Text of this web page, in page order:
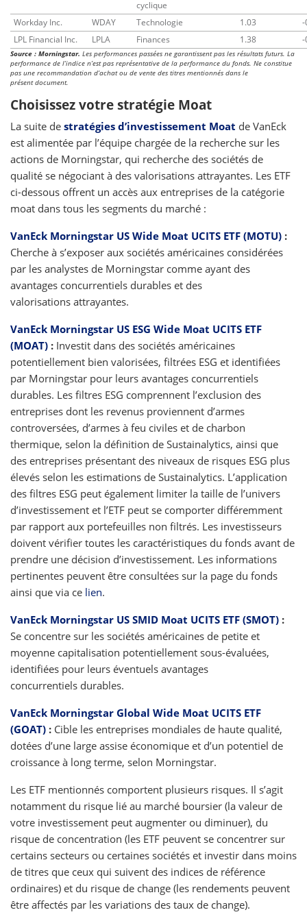
cyclique
Workday Inc. WDAY Technologie 1.03
-
LPL Financial Inc.
LPLA Finances 1.38 -
Source : Morningstar. Les performances passées ne garantissent pas les résultats futurs. La
performance de l’indice n’est pas représentative de la performance du fonds. Ne constitue
pas une recommandation d’achat ou de vente des titres mentionnés dans le
présent document.
Choisissez votre stratégie Moat
La suite de stratégies d’investissement Moat de VanEck
est alimentée par l’équipe chargée de la recherche sur les
actions de Morningstar, qui recherche des sociétés de
qualité se négociant à des valorisations attrayantes. Les ETF
ci-dessous offrent un accès aux entreprises de la catégorie
moat dans tous les segments du marché :
VanEck Morningstar US Wide Moat UCITS ETF (MOTU) :
Cherche à s’exposer aux sociétés américaines considérées
par les analystes de Morningstar comme ayant des
avantages concurrentiels durables et des
valorisations attrayantes.
VanEck Morningstar US ESG Wide Moat UCITS ETF
(MOAT) : Investit dans des sociétés américaines
potentiellement bien valorisées, filtrées ESG et identifiées
par Morningstar pour leurs avantages concurrentiels
durables. Les filtres ESG comprennent l’exclusion des
entreprises dont les revenus proviennent d’armes
controversées, d’armes à feu civiles et de charbon
thermique, selon la définition de Sustainalytics, ainsi que
des entreprises présentant des niveaux de risques ESG plus
élevés selon les estimations de Sustainalytics. L’application
des filtres ESG peut également limiter la taille de l’univers
d’investissement et l’ETF peut se comporter différemment
par rapport aux portefeuilles non filtrés. Les investisseurs
doivent vérifier toutes les caractéristiques du fonds avant de
prendre une décision d’investissement. Les informations
pertinentes peuvent être consultées sur la page du fonds
ainsi que via ce lien.
VanEck Morningstar US SMID Moat UCITS ETF (SMOT) :
Se concentre sur les sociétés américaines de petite et
moyenne capitalisation potentiellement sous-évaluées,
identifiées pour leurs éventuels avantages
concurrentiels durables.
VanEck Morningstar Global Wide Moat UCITS ETF
(GOAT) : Cible les entreprises mondiales de haute qualité,
dotées d’une large assise économique et d’un potentiel de
croissance à long terme, selon Morningstar.
Les ETF mentionnés comportent plusieurs risques. Il s’agit
notamment du risque lié au marché boursier (la valeur de
votre investissement peut augmenter ou diminuer), du
risque de concentration (les ETF peuvent se concentrer sur
certains secteurs ou certaines sociétés et investir dans moins
de titres que ceux qui suivent des indices de référence
ordinaires) et du risque de change (les rendements peuvent
être affectés par les variations des taux de change).